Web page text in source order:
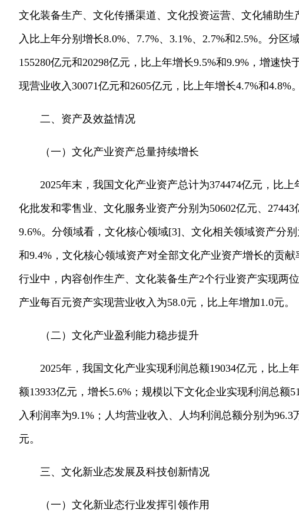
文化装备生产、文化传播渠道、文化投资运营、文化辅助
入比上年分别增长8.0%、7.7%、3.1%、2.7%和2.5%。分
155280亿元和20298亿元，比上年增长9.5%和9.9%，增速
现营业收入30071亿元和2605亿元，比上年增长4.7%和4.8%。
二、资产及效益情况
（一）文化产业资产总量持续增长
2025年末，我国文化产业资产总计为374474亿元，比
化批发和零售业、文化服务业资产分别为50602亿元、
9.6%。分领域看，文化核心领域[3]、文化相关领域资产分
和9.4%，文化核心领域资产对全部文化产业资产增长的贡
行业中，内容创作生产、文化装备生产2个行业资产实现两
产业每百元资产实现营业收入为58.0元，比上年增加1.0元。
（二）文化产业盈利能力稳步提升
2025年，我国文化产业实现利润总额19034亿元，比上
额13933亿元，增长5.6%；规模以下文化企业实现利润总额
入利润率为9.1%；人均营业收入、人均利润总额分别为
元。
三、文化新业态发展及科技创新情况
（一）文化新业态行业发挥引领作用